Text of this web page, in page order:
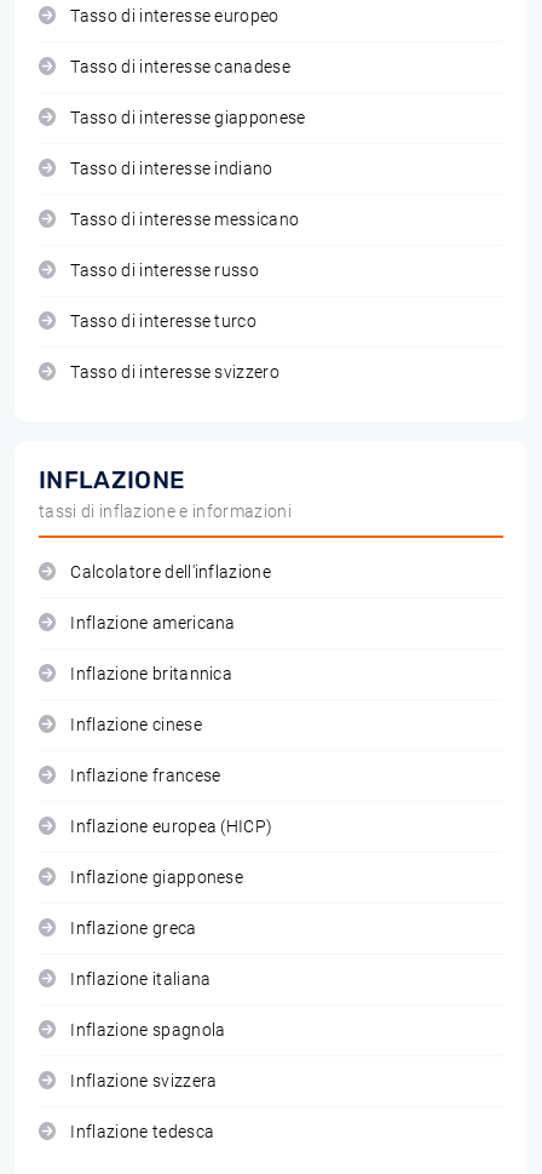
Tasso di interesse europeo
Tasso di interesse canadese
Tasso di interesse giapponese
Tasso di interesse indiano
Tasso di interesse messicano
Tasso di interesse russo
Tasso di interesse turco
Tasso di interesse svizzero
INFLAZIONE
tassi di inflazione e informazioni
Calcolatore dell'inflazione
Inflazione americana
Inflazione britannica
Inflazione cinese
Inflazione francese
Inflazione europea (HICP)
Inflazione giapponese
Inflazione greca
Inflazione italiana
Inflazione spagnola
Inflazione svizzera
Inflazione tedesca